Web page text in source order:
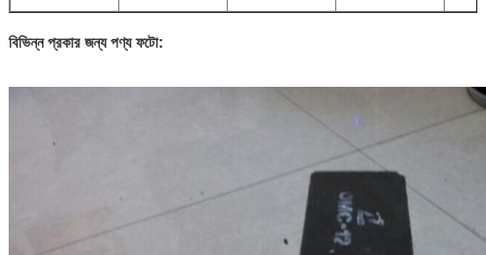
বিভিন্ন প্রকার জন্য পণ্য ফটো: